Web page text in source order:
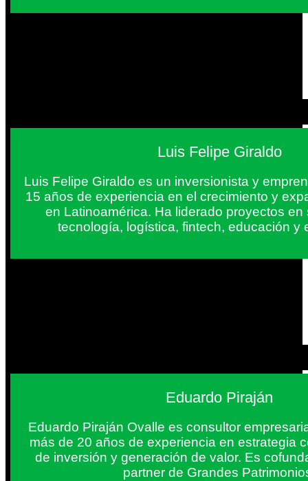
Luis Felipe Giraldo
Luis Felipe Giraldo es un inversionista y
15 años de experiencia en el crecimiento y
en Latinoamérica. Ha liderado proyectos en
tecnología, logística, fintech, educación y
Eduardo Piraján
Eduardo Piraján Ovalle es consultor
más de 20 años de experiencia en estrategia
de inversión y generación de valor. Es
partner de Grandes